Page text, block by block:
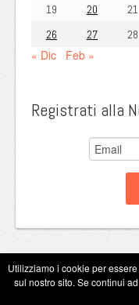
19
20 21
26
27 28
« Dic Feb »
Registrati alla
Utilizziamo i cookie per
sul nostro sito. Se continui